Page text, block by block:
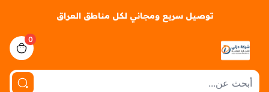
توصيل سريع ومجاني لكل مناطق العراق
0
bag